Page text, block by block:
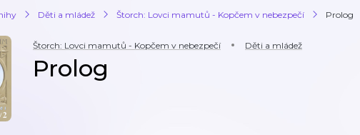
Děti a mládež Štorch: Lovci mamutů - Kopčem v nebezpečí Prolog
Štorch: Lovci mamutů - Kopčem v nebezpečí Děti a mládež
Prolog